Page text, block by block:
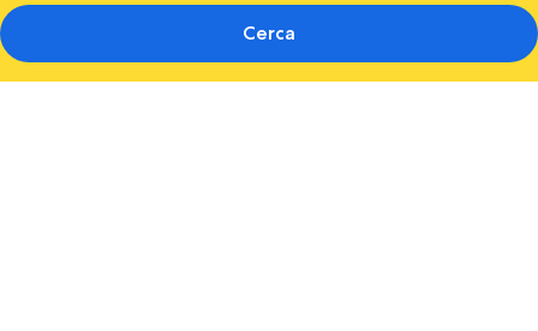
Cerca